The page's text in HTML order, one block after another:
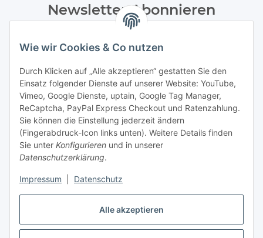
Alle akzeptieren
Wie wir Cookies & Co nutzen
Durch Klicken auf „Alle akzeptieren“ gestatten Sie den
Einsatz folgender Dienste auf unserer Website: YouTube,
Vimeo, Google Dienste, uptain, Google Tag Manager,
ReCaptcha, PayPal Express Checkout und Ratenzahlung.
Sie können die Einstellung jederzeit ändern
(Fingerabdruck-Icon links unten). Weitere Details finden
Sie unter Konfigurieren und in unserer
Datenschutzerklärung.
Impressum Datenschutz
Newsletter Abonnieren
Bitte senden Sie mir entsprechend Ihrer
Datenschutzerklärungregelmäßig und jederzeit widerruflich
Abonnieren
Newsletter Abonnieren
Informationen
Gesetzliche Informationen
Bestellung widerrufen